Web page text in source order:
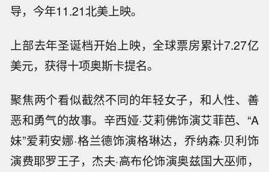
导，今年11.21北美上映。
上部去年圣诞档开始上映，全球票房累计7.27亿
美元，获得十项奥斯卡提名。
聚焦两个看似截然不同的年轻女子，和人性、善
恶和勇气的故事。辛西娅·艾莉佛饰演艾菲芭、“A
妹”爱莉安娜·格兰德饰演格琳达，乔纳森·贝利饰
演费耶罗王子，杰夫·高布伦饰演奥兹国大巫师，